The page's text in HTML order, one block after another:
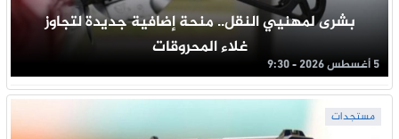
بشرى لمهنيي النقل.. منحة إضافية جديدة لتجاوز
غلاء المحروقات
5 أغسطس 2026 - 9:30
مستجدات